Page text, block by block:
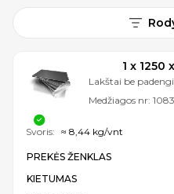
1 x 1250
Lakštai be
Medžiagos nr:
PREKĖS ŽENKLAS
KIETUMAS
Svoris: ≈ 8,44 kg/vnt